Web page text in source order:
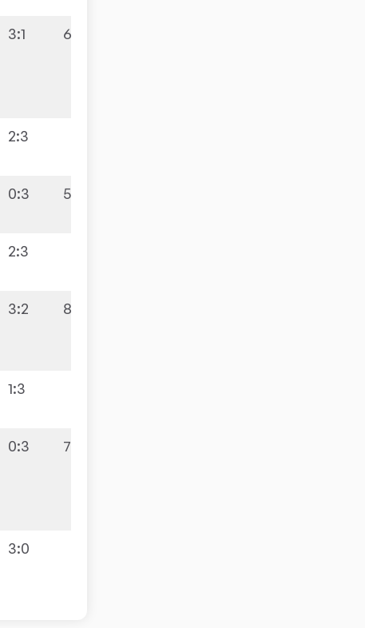
3:1 6:4
2:3
0:3 5:5
2:3
3:2 8:2
1:3
0:3 7:3
3:0